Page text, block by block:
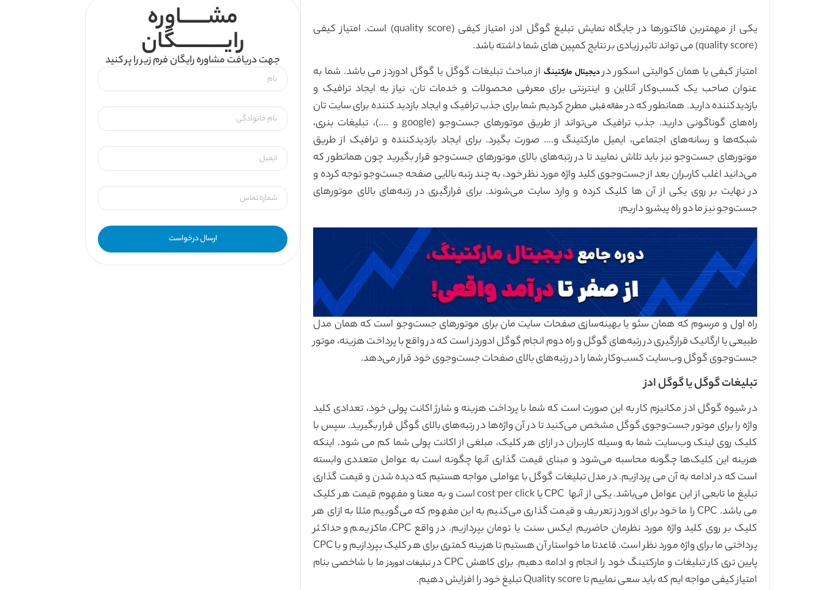
یکی از مهمترین فاکتورها در جایگاه نمایش تبلیغ گوگل ادز، امتیاز کیفی (quality score) است. امتیاز کیفی
(quality score) می تواند تاثیر زیادی بر نتایج کمپین های شما داشته باشد.
امتیاز کیفی یا همان کوالیتی اسکور دردیجیتال مارکتینگاز مباحث تبلیغات گوگل یا گوگل ادوردز می باشد. شما به
عنوان صاحب یک کسب‌وکار آنلاین و اینترنتی برای معرفی محصولات و خدمات تان، نیاز به ایجاد ترافیک و
بازدیدکننده دارید. همانطور که درمقاله قبلی مطرح کردیم شما برای جذب ترافیک و ایجاد بازدید کننده برای سایت تان
راه‌های گوناگونی دارید. جذب ترافیک می‌تواند از طریق موتورهای جست‌وجو (google و ….)، تبلیغات بنری،
شبکه‌ها و رسانه‌های اجتماعی، ایمیل مارکتینگ و…. صورت بگیرد. برای ایجاد بازدیدکننده و ترافیک از طریق
موتورهای جست‌وجو نیز باید تلاش نمایید تا در رتبه‌های بالای موتورهای جست‌وجو قرار بگیرید چون همانطور که
می‌دانید اغلب کاربران بعد از جست‌وجوی کلید واژه مورد نظر خود، به چند رتبه بالایی صفحه جست‌وجو توجه کرده و
در نهایت بر روی یکی از آن ها کلیک کرده و وارد سایت می‌شوند. برای قرارگیری در رتبه‌های بالای موتورهای
جست‌وجو نیز ما دو راه پیشرو داریم:
راه اول و مرسوم که همان سئو یا بهینه‌سازی صفحات سایت مان برای موتورهای جست‌وجو است که همان مدل
طبیعی یا ارگانیک قرارگیری در رتبه‌های گوگل و راه دوم انجام گوگل ادوردز است که در واقع با پرداخت هزینه، موتور
جست‌وجوی گوگل وب‌سایت کسب‌وکار شما را در رتبه‌های بالای صفحات جست‌وجوی خود قرار می‌دهد.
تبلیغات گوگل یا گوگل ادز
در شیوه گوگل ادز مکانیزم کار به این صورت است که شما با پرداخت هزینه و شارژ اکانت پولی خود، تعدادی کلید
واژه را برای موتور جست‌وجوی گوگل مشخص می‌کنید تا در آن واژه‌ها در رتبه‌های بالای گوگل قرار بگیرید. سپس با
کلیک روی لینک وب‌سایت شما به وسیله کاربران در ازای هر کلیک، مبلغی از اکانت پولی شما کم می شود. اینکه
هزینه این کلیک‌ها چگونه محاسبه می‌شود و مبنای قیمت گذاری آنها چگونه است به عوامل متعددی وابسته
است که در ادامه به آن می پردازیم. در مدل تبلیغات گوگل با عواملی مواجه هستیم که دیده شدن و قیمت گذاری
تبلیغ ما تابعی از این عوامل می‌باشد. یکی از آنها CPC یا cost per click است و به معنا و مفهوم قیمت هر کلیک
می باشد. CPC را ما خود برای ادوردز تعریف و قیمت گذاری می‌کنیم به این مفهوم که می‌گوییم مثلا به ازای هر
کلیک بر روی کلید واژه مورد نظرمان حاضریم ایکس سنت یا تومان بپردازیم. در واقع CPC، ماکزیمم و حداکثر
پرداختی ما برای واژه مورد نظر است. قاعدتا ما خواستار آن هستیم تا هزینه کمتری برای هر کلیک بپردازیم و با CPC
پایین تری کار تبلیغات و مارکتینگ خود را انجام و ادامه دهیم. برای کاهش CPC در
تبلیغات ادوردزما با شاخصی بنام
امتیاز کیفی مواجه ایم که باید سعی نماییم تا Quality score تبلیغ خود را افزایش دهیم.
مشــــــاوره
رایـــــــــــگان
جهت دریافت مشاوره رایگان فرم زیر را پر کنید
ارسال درخواست